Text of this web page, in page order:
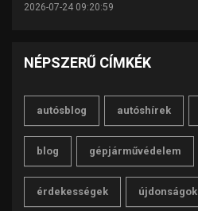
2026-07-24 09:20:59
NÉPSZERŰ CÍMKÉK
autósblog autóshírek
blog gépjárművédelem
érdekességek újdonságok